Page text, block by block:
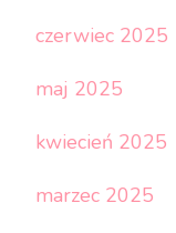
czerwiec 2025
maj 2025
kwiecień 2025
marzec 2025